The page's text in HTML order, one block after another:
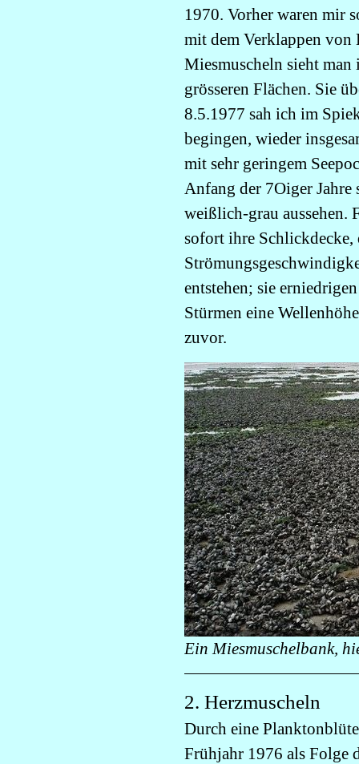
1970. Vorher waren mir
mit dem Verklappen von
Miesmuscheln sieht
grösseren Flächen. Sie
8.5.1977 sah ich im
begingen, wieder
mit sehr geringem
Anfang der 7Oiger Jahre
weißlich-grau aussehen.
sofort ihre Schlickdecke,
entstehen; sie
Stürmen eine
zuvor.
Ein Miesmuschelbank,
2. Herzmuscheln
Durch eine
Frühjahr 1976 als Folge